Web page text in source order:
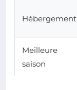
Hébergement
Meilleure
saison